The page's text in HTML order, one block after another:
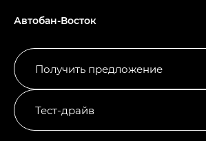
Получить предложение
Тест-драйв
Автобан-Восток